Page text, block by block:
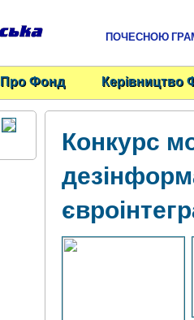
ПОЧЕСНОЮ
Про Фонд Керівництво
Конкурс